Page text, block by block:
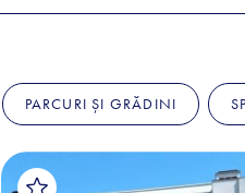
PARCURI ȘI GRĂDINI